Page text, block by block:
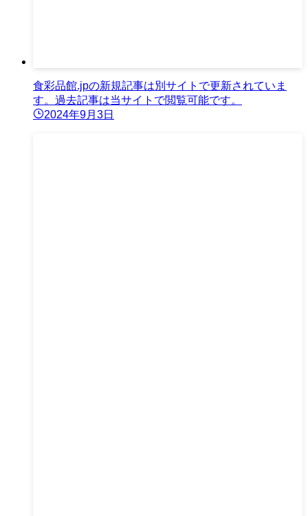
食彩品館.jpの新規記事は別サイトで更新されていま
す。過去記事は当サイトで閲覧可能です。
2024年9月3日